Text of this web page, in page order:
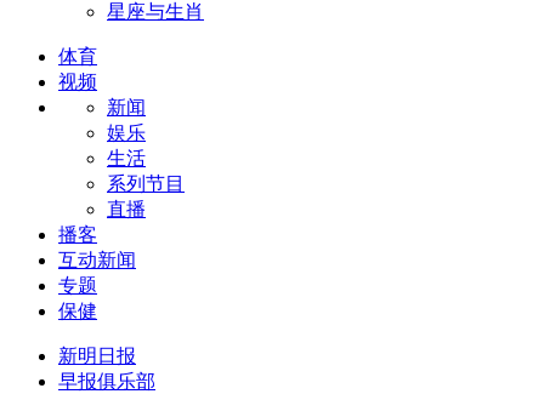
星座与生肖
体育
视频
新闻
娱乐
生活
系列节目
直播
播客
互动新闻
专题
保健
新明日报
早报俱乐部